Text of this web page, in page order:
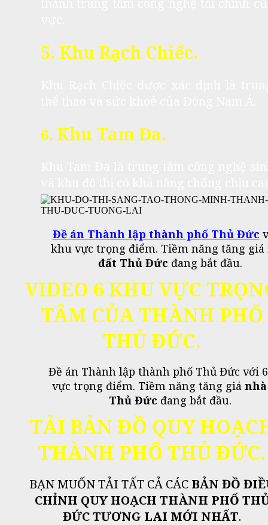
5. Khu Rạch Chiếc.
6. Khu Tam Đa.
Đề án Thành lập thành phố Thủ Đức
khu vực trọng điểm. Tiềm năng tăng giá
đất Thủ Đức đang bắt đầu.
VIDEO 6 KHU VỰC
TÂM CỦA THÀNH PHỐ
THỦ ĐỨC.
Đề án Thành lập thành phố Thủ Đức với
vực trọng điểm. Tiềm năng tăng giá
Thủ Đức đang bắt đầu.
TẢI BẢN ĐỒ QUY
THÀNH PHỐ THỦ ĐỨC.
BẠN MUỐN TẢI TẤT CẢ CÁC BẢN ĐỒ
CHỈNH QUY HOẠCH THÀNH PHỐ
ĐỨC TƯƠNG LAI MỚI NHẤT.